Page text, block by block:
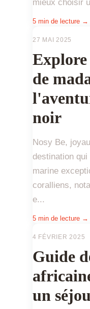
mieux choisir
5 min de lecture →
27 MAI 2025
Explore
de
noir
Nosy Be,
destination
marine
coralliens,
e...
5 min de lecture →
4 FÉVRIER 2025
Guide
un